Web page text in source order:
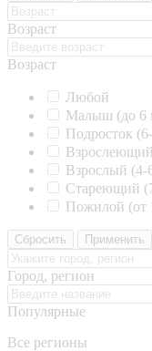
Возраст
Возраст
Любой
Малыш (до 6
Подросток
Взрослый (4-
Стареющий
Пожилой (от
Сбросить Применить
Город, регион
Популярные
Все регионы